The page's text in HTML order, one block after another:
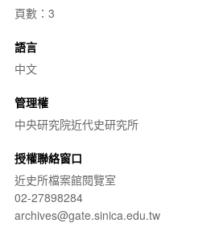
頁數：3
語言
中文
管理權
中央研究院近代史研究所
授權聯絡窗口
近史所檔案館閱覽室
02-27898284
archives@gate.sinica.edu.tw